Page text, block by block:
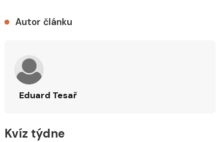
Autor článku
Eduard Tesař
Kvíz týdne